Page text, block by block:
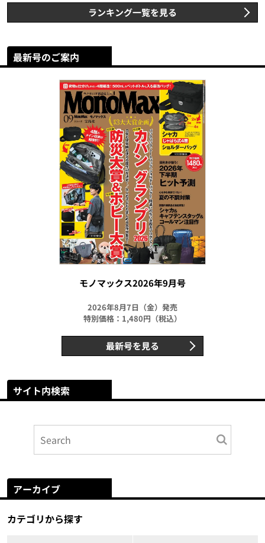
ランキング一覧を見る
最新号のご案内
モノマックス2026年9月号
2026年8月7日（金）発売
特別価格：1,480円（税込）
最新号を見る
サイト内検索
アーカイブ
カテゴリから探す